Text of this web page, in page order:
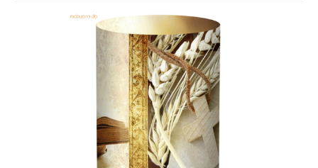
Gartenausstattung und weitere Produkte von
Ludwig Bähr. Wollen Sie sich inspirieren lassen
und stöbern, oder suchen Sie etwas ganz
bestimmtes? Vielleicht finden Sie es in einer
unserer Möbelfachabteilungen, zum Beispiel im
Baumarktartikel von Ludwig Bähr
Gartenausstattung von Ludwig Bähr
Abteilung fürLampen von Ludwig Bähr
Sie auch die Filter auf dieser Seite, um gezielt
nach Produkten in bestimmten Farben,
Preisbereichen oder nach reduzierten Möbeln zu